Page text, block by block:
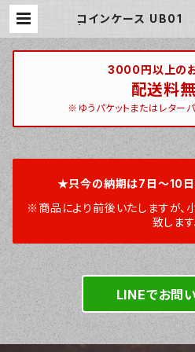
コインケース UB01
ngton
3000円以上の
配送料無
※ゆうパケットまたはレター
★只今の納期は7日～10
※商品により前後いたしますが
致します
LINEでお問